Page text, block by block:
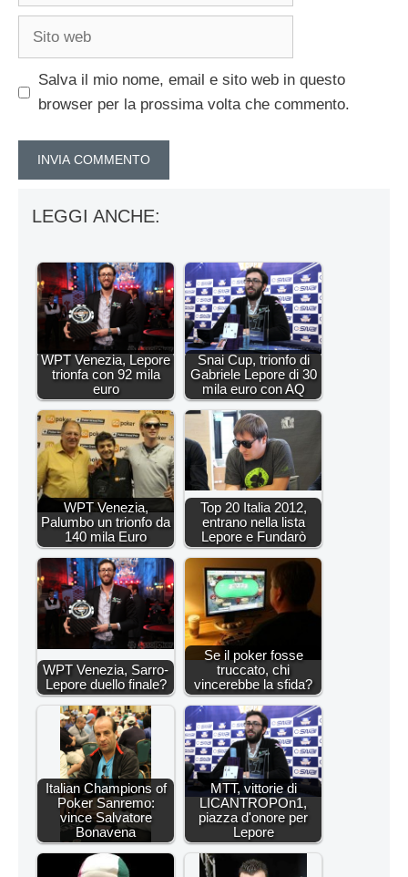
Sito
Salva il mio nome, email e sito web in questo
browser per la prossima volta che commento.
LEGGI ANCHE:
WPT Venezia, Lepore
trionfa con 92 mila
euro
Snai Cup, trionfo di
Gabriele Lepore di 30
mila euro con AQ
WPT Venezia,
Palumbo un trionfo da
140 mila Euro
Top 20 Italia 2012,
entrano nella lista
Lepore e Fundarò
WPT Venezia, Sarro-
Lepore duello finale?
Se il poker fosse
truccato, chi
vincerebbe la sfida?
Italian Champions of
Poker Sanremo:
vince Salvatore
Bonavena
MTT, vittorie di
LICANTROPOn1,
piazza d'onore per
Lepore